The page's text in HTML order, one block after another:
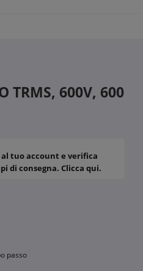
TRMS, 600V, 600
tuo account e verifica
di consegna. Clicca qui.
passo